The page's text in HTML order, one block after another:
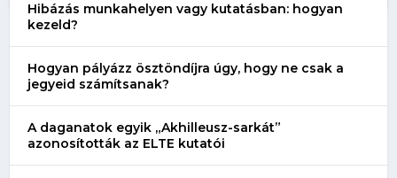
Hibázás munkahelyen vagy kutatásban: hogyan
kezeld?
Hogyan pályázz ösztöndíjra úgy, hogy ne csak a
jegyeid számítsanak?
A daganatok egyik „Akhilleusz-sarkát”
azonosították az ELTE kutatói